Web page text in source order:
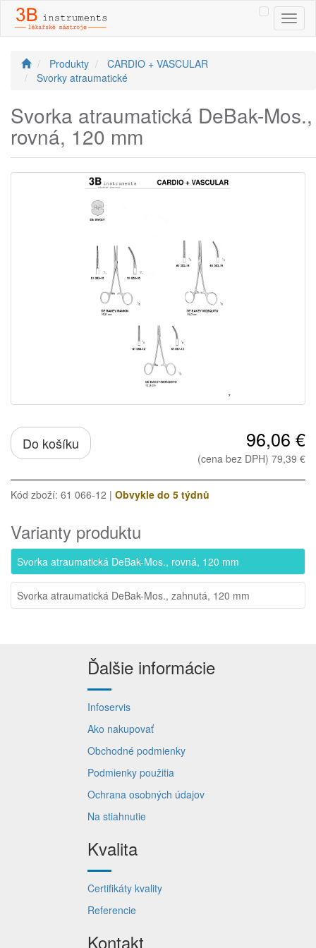
Produkty
CARDIO + VASCULAR
Svorky atraumatické
Svorka atraumatická DeBak-Mos.,
rovná, 120 mm
Do košíku 96,06 €
(cena bez DPH) 79,39 €
Kód zboží: 61 066-12 | Obvykle do 5 týdnů
Varianty produktu
Svorka atraumatická DeBak-Mos., rovná, 120 mm
Svorka atraumatická DeBak-Mos., zahnutá, 120 mm
Ďalšie informácie
Infoservis
Ako nakupovať
Obchodné podmienky
Podmienky použitia
Ochrana osobných údajov
Na stiahnutie
Kvalita
Certifikáty kvality
Referencie
Kontakt